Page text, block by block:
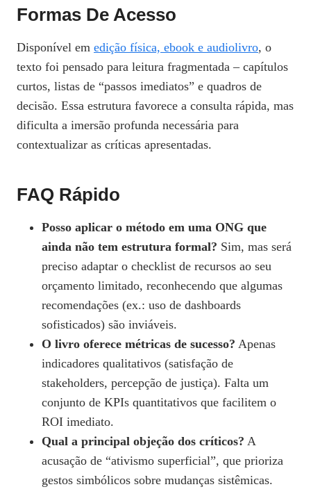
Formas De Acesso
Disponível em edição física, ebook e audiolivro, o
texto foi pensado para leitura fragmentada – capítulos
curtos, listas de “passos imediatos” e quadros de
decisão. Essa estrutura favorece a consulta rápida, mas
dificulta a imersão profunda necessária para
contextualizar as críticas apresentadas.
FAQ Rápido
Posso aplicar o método em uma ONG que
ainda não tem estrutura formal? Sim, mas será
preciso adaptar o checklist de recursos ao seu
orçamento limitado, reconhecendo que algumas
recomendações (ex.: uso de dashboards
sofisticados) são inviáveis.
O livro oferece métricas de sucesso? Apenas
indicadores qualitativos (satisfação de
stakeholders, percepção de justiça). Falta um
conjunto de KPIs quantitativos que facilitem o
ROI imediato.
Qual a principal objeção dos críticos? A
acusação de “ativismo superficial”, que prioriza
gestos simbólicos sobre mudanças sistêmicas.